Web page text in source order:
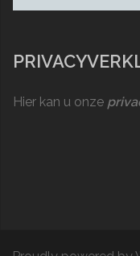
Hier kan u onze